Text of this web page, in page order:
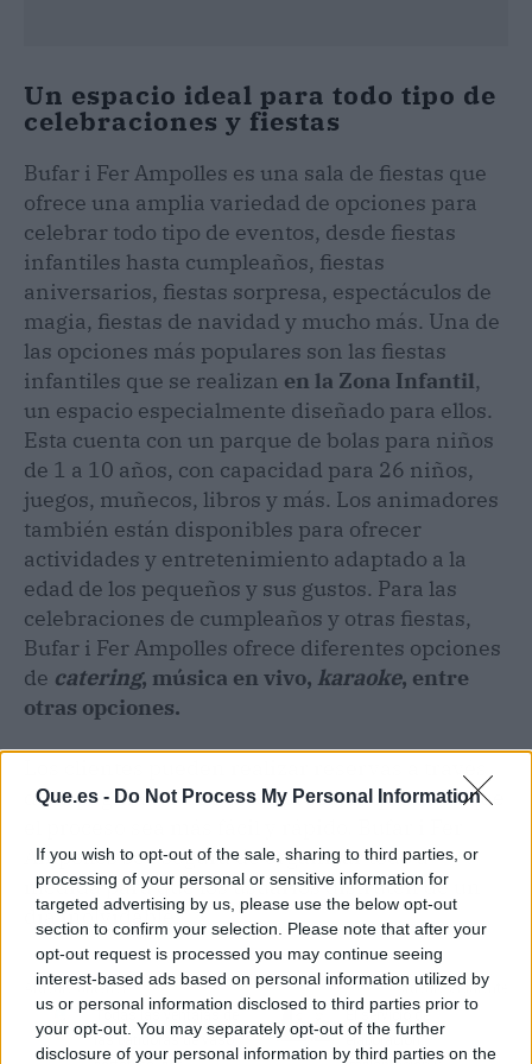
Que.es - Do Not Process My Personal Information
If you wish to opt-out of the sale, sharing to third parties, or
processing of your personal or sensitive information for
targeted advertising by us, please use the below opt-out
section to confirm your selection. Please note that after your
opt-out request is processed you may continue seeing
interest-based ads based on personal information utilized by
us or personal information disclosed to third parties prior to
your opt-out. You may separately opt-out of the further
disclosure of your personal information by third parties on the
Un espacio ideal para todo tipo de
celebraciones y fiestas
Bufar i Fer Ampolles es una sala de fiestas que
ofrece una amplia variedad de opciones para
celebrar todo tipo de eventos, desde fiestas
infantiles hasta cumpleaños, fiestas
aniversarios, fiestas sorpresa, espectáculos de
magia, fiestas de navidad y mucho más. Una de
las opciones más populares son las fiestas
infantiles que se realizan en la Zona Infantil,
un espacio especialmente diseñado para ellos.
Esta cuenta con un parque de bolas para niños
de 1 a 10 años, con capacidad para 26 niños,
juegos, muñecos, libros y más. Los animadores
también están disponibles para ofrecer
actividades y entretenimiento adaptado a la
edad de los pequeños y sus gustos. Para las
celebraciones de cumpleaños y otras fiestas,
Bufar i Fer Ampolles ofrece diferentes opciones
de catering, música en vivo, karaoke, entre
otras opciones.
de la página web de la empresa, lo que hace que
Ampolles se asegura de organizar todo a
medida para que los usuarios disfruten de un
día inolvidable.
Artículo anterior
Todas las ventajas de
las batidoras de vaso
Artículo siguiente
El servicio de
elaboración,